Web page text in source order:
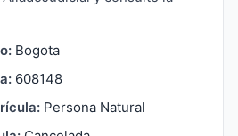
Bogota
608148
Persona Natural